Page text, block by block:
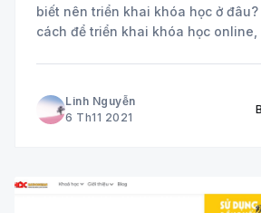
biết nên triển khai khóa học ở đâu? Có vô vàn các
cách để triển khai khóa học
Linh Nguyễn
6 Th11 2021